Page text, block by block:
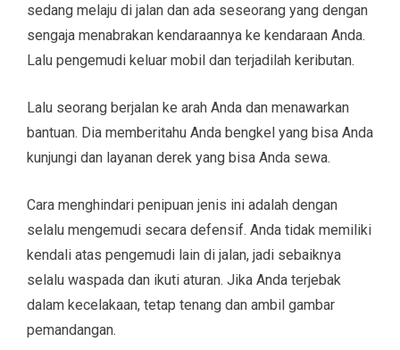
sedang melaju di jalan dan ada seseorang yang dengan
sengaja menabrakan kendaraannya ke kendaraan Anda.
Lalu pengemudi keluar mobil dan terjadilah keributan.
Lalu seorang berjalan ke arah Anda dan menawarkan
bantuan. Dia memberitahu Anda bengkel yang bisa Anda
kunjungi dan layanan derek yang bisa Anda sewa.
Cara menghindari penipuan jenis ini adalah dengan
selalu mengemudi secara defensif. Anda tidak memiliki
kendali atas pengemudi lain di jalan, jadi sebaiknya
selalu waspada dan ikuti aturan. Jika Anda terjebak
dalam kecelakaan, tetap tenang dan ambil gambar
pemandangan.